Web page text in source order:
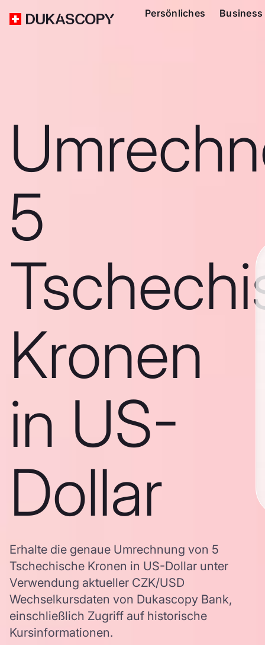
Persönliches Business
5
Kronen
in US-
Dollar
Erhalte die genaue Umrechnung von 5
Tschechische Kronen in US-Dollar unter
Verwendung aktueller CZK/USD
Wechselkursdaten von Dukascopy Bank,
einschließlich Zugriff auf historische
Kursinformationen.